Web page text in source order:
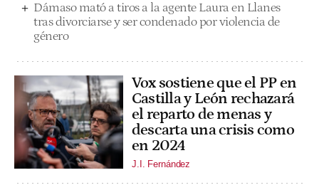
Dámaso mató a tiros a la agente Laura en Llanes
tras divorciarse y ser condenado por violencia de
género
Vox sostiene que el PP en
Castilla y León rechazará
el reparto de menas y
descarta una crisis como
en 2024
J.I. Fernández